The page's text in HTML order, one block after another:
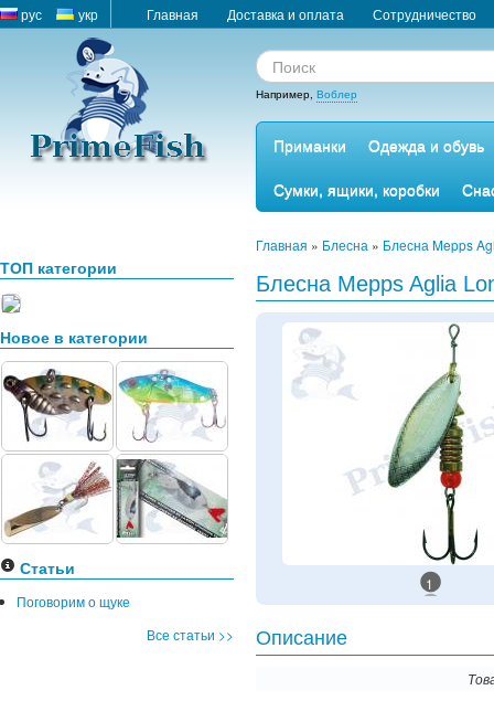
рус укр Главная Доставка и оплата Сотрудничество
Например, Воблер
Приманки
Одежда и обувь
Сумки, ящики, коробки
ТОП категории
Новое в категории
Статьи
Поговорим о щуке
Все статьи >>
Главная » Блесна » Блесна Mepps
Блесна Mepps Aglia
1
Описание